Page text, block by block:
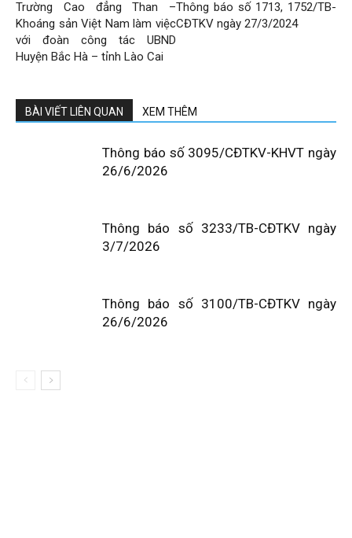
Trường Cao đẳng Than –
Khoáng sản Việt Nam làm việc
với đoàn công tác UBND
Huyện Bắc Hà – tỉnh Lào Cai
Thông báo số 1713, 1752/TB-
CĐTKV ngày 27/3/2024
BÀI VIẾT LIÊN QUAN XEM THÊM
Thông báo số 3095/CĐTKV-KHVT ngày
26/6/2026
Thông báo số 3233/TB-CĐTKV ngày
3/7/2026
Thông báo số 3100/TB-CĐTKV ngày
26/6/2026